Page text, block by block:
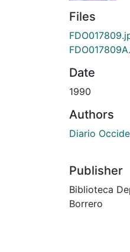
Files
Date
1990
Authors
Diario
Publisher
Biblioteca
Borrero